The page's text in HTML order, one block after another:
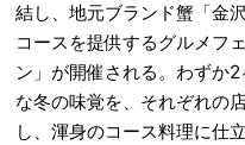
結し、地元ブランド蟹「金
コースを提供するグルメフ
ン」が開催される。わずか
な冬の味覚を、それぞれの
し、渾身のコース料理に仕